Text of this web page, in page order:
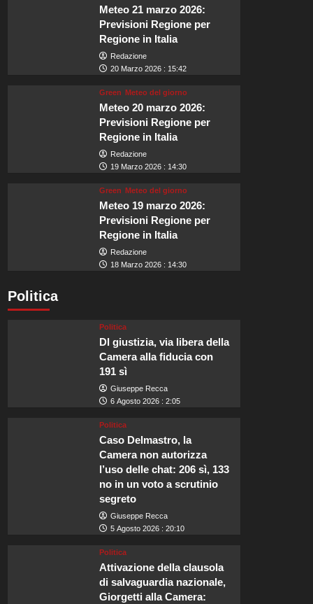
Meteo 21 marzo 2026:
Previsioni Regione per
Regione in Italia
Redazione
20 Marzo 2026 : 15:42
Green Meteo del giorno
Meteo 20 marzo 2026:
Previsioni Regione per
Regione in Italia
Redazione
19 Marzo 2026 : 14:30
Green Meteo del giorno
Meteo 19 marzo 2026:
Previsioni Regione per
Regione in Italia
Redazione
18 Marzo 2026 : 14:30
Politica
Politica
Dl giustizia, via libera della
Camera alla fiducia con
191 sì
Giuseppe Recca
6 Agosto 2026 : 2:05
Politica
Caso Delmastro, la
Camera non autorizza
l’uso delle chat: 206 sì, 133
no in un voto a scrutinio
segreto
Giuseppe Recca
5 Agosto 2026 : 20:10
Politica
Attivazione della clausola
di salvaguardia nazionale,
Giorgetti alla Camera: